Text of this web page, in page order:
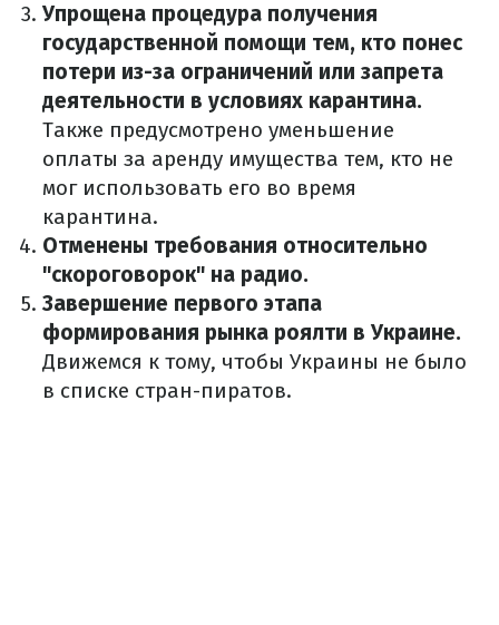
Упрощена процедура получения
государственной помощи тем, кто понес
потери из-за ограничений или запрета
деятельности в условиях карантина.
Также предусмотрено уменьшение
оплаты за аренду имущества тем, кто не
мог использовать его во время
карантина.
Отменены требования относительно
"скороговорок" на радио.
Завершение первого этапа
формирования рынка роялти в Украине.
Движемся к тому, чтобы Украины не было
в списке стран-пиратов.